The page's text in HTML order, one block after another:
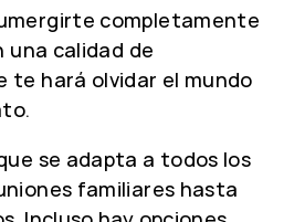
completamente
una calidad de
te hará olvidar el mundo
se adapta a todos los
familiares hasta